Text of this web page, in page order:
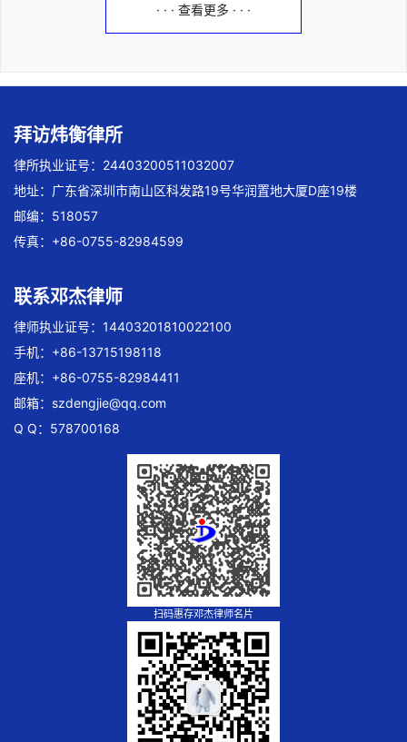
· · · 查看更多 · · ·
拜访炜衡律所
律所执业证号：24403200511032007
地址：广东省深圳市南山区科发路19号华润置地大厦D座19楼
邮编：518057
传真：+86-0755-82984599
联系邓杰律师
律师执业证号：14403201810022100
手机：+86-13715198118
座机：+86-0755-82984411
邮箱： szdengjie@qq.com
Q Q：578700168
扫码惠存邓杰律师名片